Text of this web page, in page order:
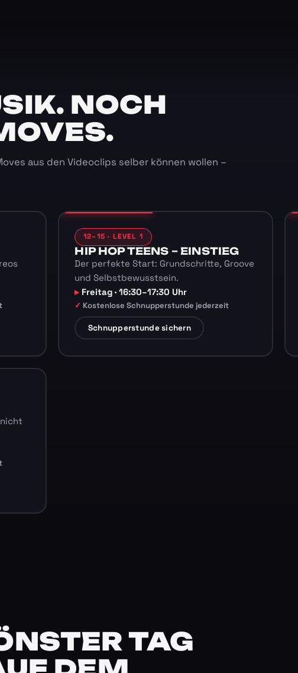
NOCH
aus den Videoclips selber können wollen –
12–15 · LEVEL 1
HIP HOP TEENS – EINSTIEG
Der perfekte Start: Grundschritte, Groove
und Selbstbewusstsein.
Freitag · 16:30–17:30 Uhr
Kostenlose Schnupperstunde jederzeit
Schnupperstunde sichern
TAG